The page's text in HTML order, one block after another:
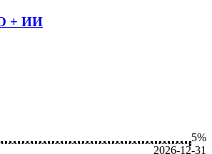
+ ИИ
5%
2026-12-31